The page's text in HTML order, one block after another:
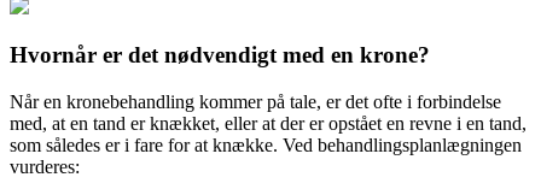
Hvornår er det nødvendigt med en krone?
Når en kronebehandling kommer på tale, er det ofte i forbindelse
med, at en tand er knækket, eller at der er opstået en revne i en tand,
som således er i fare for at knække. Ved behandlingsplanlægningen
vurderes: